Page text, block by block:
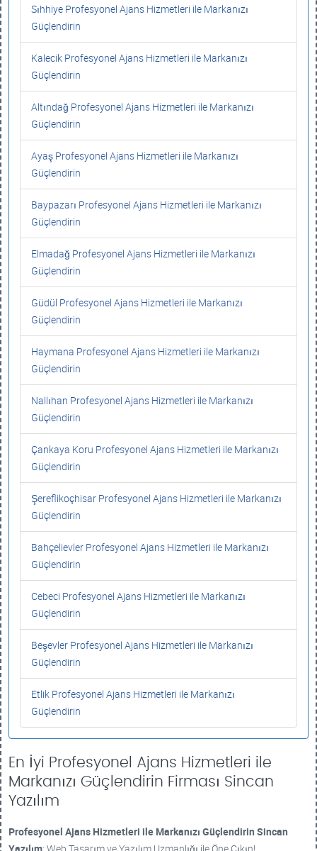
Sıhhiye Profesyonel Ajans Hizmetleri ile Markanızı
Güçlendirin
Kalecik Profesyonel Ajans Hizmetleri ile Markanızı
Güçlendirin
Altındağ Profesyonel Ajans Hizmetleri ile Markanızı
Güçlendirin
Ayaş Profesyonel Ajans Hizmetleri ile Markanızı
Güçlendirin
Baypazarı Profesyonel Ajans Hizmetleri ile Markanızı
Güçlendirin
Elmadağ Profesyonel Ajans Hizmetleri ile Markanızı
Güçlendirin
Güdül Profesyonel Ajans Hizmetleri ile Markanızı
Güçlendirin
Haymana Profesyonel Ajans Hizmetleri ile Markanızı
Güçlendirin
Nallıhan Profesyonel Ajans Hizmetleri ile Markanızı
Güçlendirin
Çankaya Koru Profesyonel Ajans Hizmetleri ile Markanızı
Güçlendirin
Şereflikoçhisar Profesyonel Ajans Hizmetleri ile Markanızı
Güçlendirin
Bahçelievler Profesyonel Ajans Hizmetleri ile Markanızı
Güçlendirin
Cebeci Profesyonel Ajans Hizmetleri ile Markanızı
Güçlendirin
Beşevler Profesyonel Ajans Hizmetleri ile Markanızı
Güçlendirin
Etlik Profesyonel Ajans Hizmetleri ile Markanızı
Güçlendirin
En İyi Profesyonel Ajans Hizmetleri ile
Markanızı Güçlendirin Firması Sincan
Yazılım
Profesyonel Ajans Hizmetleri ile Markanızı Güçlendirin Sincan